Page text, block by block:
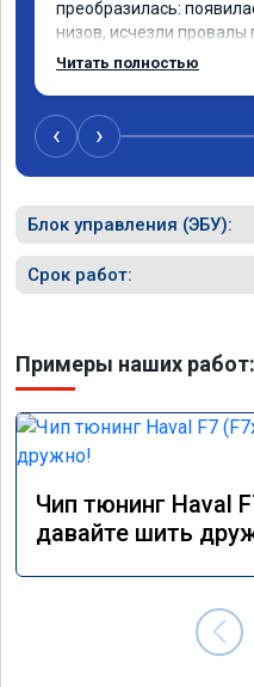
преобразилась:
низов, исчезли провалы
Расход в спокойном
всем, кто сомневается.
Читать полностью
‹ ›
Блок управления (ЭБУ):
Срок работ:
Примеры наших работ:
Чип тюнинг Haval
давайте шить